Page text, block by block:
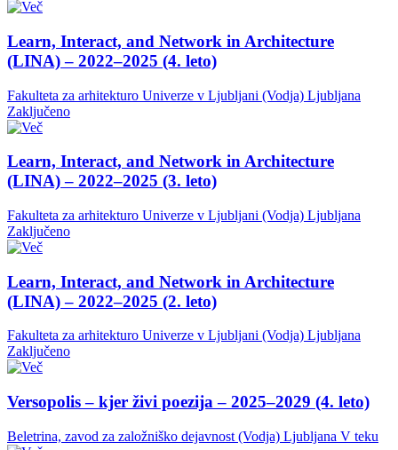
Learn, Interact, and Network in Architecture
(LINA) – 2022–2025 (4. leto)
Fakulteta za arhitekturo Univerze v Ljubljani (Vodja) Ljubljana
Zaključeno
Learn, Interact, and Network in Architecture
(LINA) – 2022–2025 (3. leto)
Fakulteta za arhitekturo Univerze v Ljubljani (Vodja) Ljubljana
Zaključeno
Learn, Interact, and Network in Architecture
(LINA) – 2022–2025 (2. leto)
Fakulteta za arhitekturo Univerze v Ljubljani (Vodja) Ljubljana
Zaključeno
Versopolis – kjer živi poezija – 2025–2029 (4. leto)
Beletrina, zavod za založniško dejavnost (Vodja) Ljubljana V teku